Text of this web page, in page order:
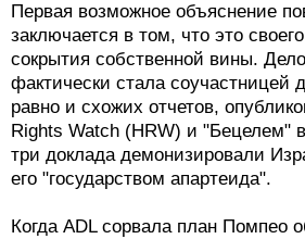
Первая возможное объяснение
заключается в том, что это
сокрытия собственной вины.
фактически стала соучастницей
равно и схожих отчетов,
Rights Watch (HRW) и "Бецелем"
три доклада демонизировали
его "государством апартеида".
Когда ADL сорвала план Помпео